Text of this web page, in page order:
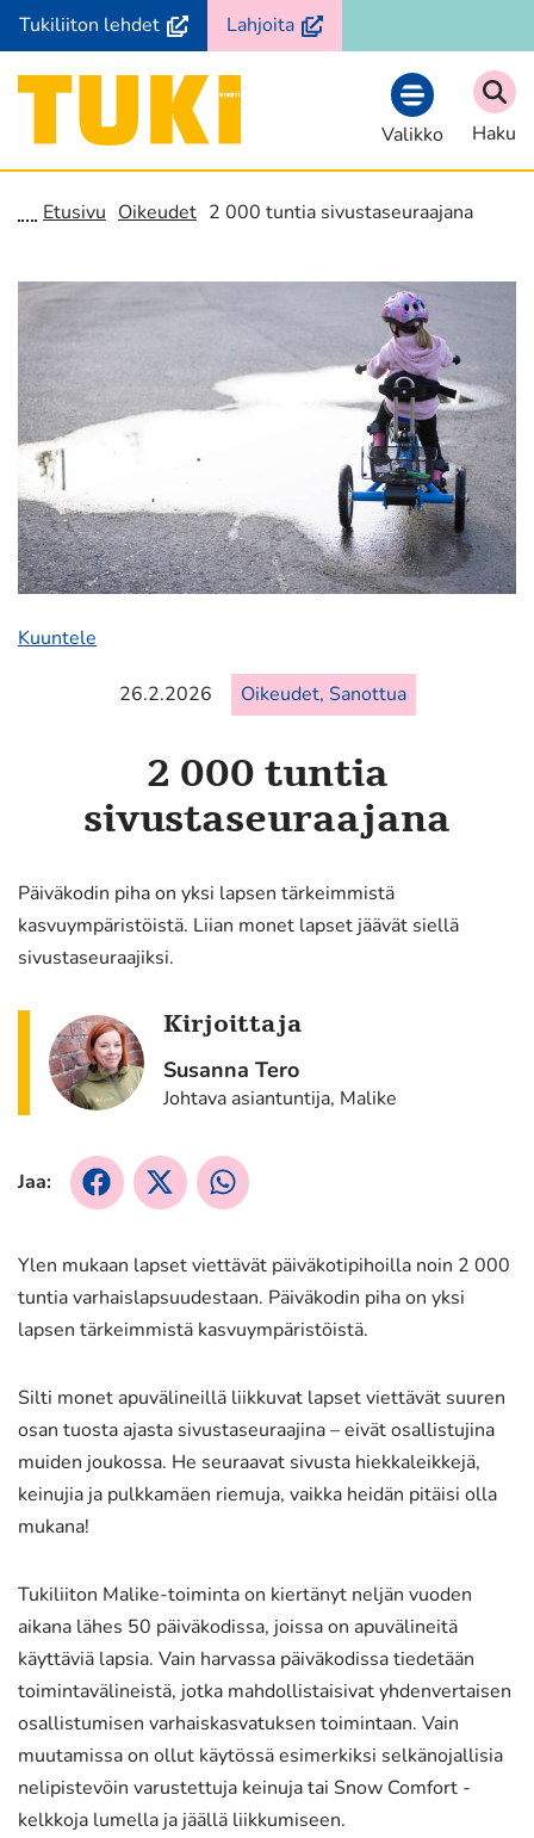
Siirry
sisältöön
Tukiliiton lehdet(avautuu
uuteen
ikkunaan,
siirryt
toiseen
Lahjoita(avautuu
uuteen
Etusivu
Valikko
Haku
Etusivu Oikeudet 2 000 tuntia sivustaseuraajana
Kuuntele
26.2.2026 Oikeudet, Sanottua
2 000 tuntia
sivustaseuraajana
Päiväkodin piha on yksi lapsen tärkeimmistä
kasvuympäristöistä. Liian monet lapset jäävät siellä
sivustaseuraajiksi.
Kirjoittaja
Susanna Tero
Johtava asiantuntija, Malike
Jaa:
Jaa
Facebookissa
Jaa
X:ssä
Jaa
WhatsApissa
Ylen mukaan lapset viettävät päiväkotipihoilla noin 2 000
tuntia varhaislapsuudestaan. Päiväkodin piha on yksi
lapsen tärkeimmistä kasvuympäristöistä.
Silti monet apuvälineillä liikkuvat lapset viettävät suuren
osan tuosta ajasta sivustaseuraajina – eivät osallistujina
muiden joukossa. He seuraavat sivusta hiekkaleikkejä,
keinujia ja pulkkamäen riemuja, vaikka heidän pitäisi olla
mukana!
Tukiliiton Malike-toiminta on kiertänyt neljän vuoden
aikana lähes 50 päiväkodissa, joissa on apuvälineitä
käyttäviä lapsia. Vain harvassa päiväkodissa tiedetään
toimintavälineistä, jotka mahdollistaisivat yhdenvertaisen
osallistumisen varhaiskasvatuksen toimintaan. Vain
muutamissa on ollut käytössä esimerkiksi selkänojallisia
nelipistevöin varustettuja keinuja tai Snow Comfort -
kelkkoja lumella ja jäällä liikkumiseen.